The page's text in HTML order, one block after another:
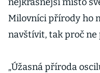
Milovníci přírody ho
navštívit, tak proč ne
„Úžasná příroda